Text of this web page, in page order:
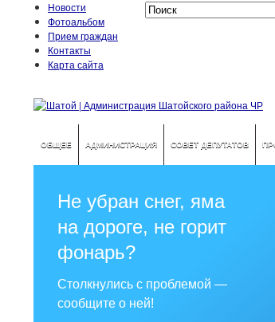
Новости
Фотоальбом
Прием граждан
Контакты
Карта сайта
ОБЩЕЕ АДМИНИСТРАЦИЯ СОВЕТ ДЕПУТАТОВ
Не убран снег, яма
на дороге, не горит
фонарь?
Столкнулись с проблемой —
сообщите о ней!